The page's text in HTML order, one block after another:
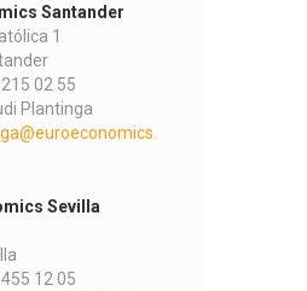
Santander
1
02 55
Plantinga
Sevilla
12 05